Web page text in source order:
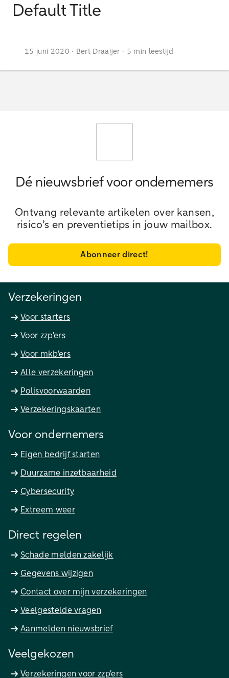
Default Title
15 juni 2020 · Bert Draaijer · 5 min leestijd
Dé nieuwsbrief voor ondernemers
Ontvang relevante artikelen over kansen,
risico’s en preventietips in jouw mailbox.
Abonneer direct!
Verzekeringen
Voor starters
Voor zzp'ers
Voor mkb'ers
Alle verzekeringen
Polisvoorwaarden
Verzekeringskaarten
Voor ondernemers
Eigen bedrijf starten
Duurzame inzetbaarheid
Cybersecurity
Extreem weer
Direct regelen
Schade melden zakelijk
Gegevens wijzigen
Contact over mijn verzekeringen
Veelgestelde vragen
Aanmelden nieuwsbrief
Veelgekozen
Verzekeringen voor zzp'ers